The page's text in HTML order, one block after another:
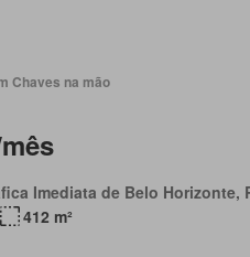
Chaves na mão
Imediata de Belo
412 m²